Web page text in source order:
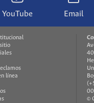
YouTube Email
línea
©